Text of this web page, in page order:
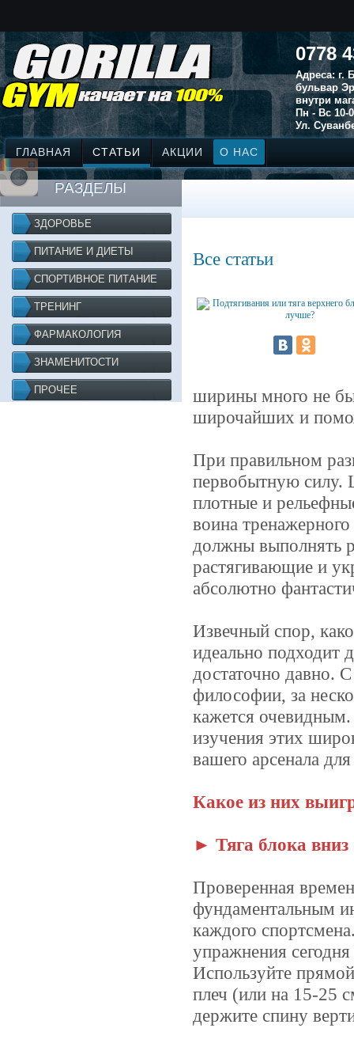
0778
Адреса: г.
бульвар
внутри
Пн - Вс 10-
Ул.
ГЛАВНАЯ СТАТЬИ АКЦИИ О НАС
РАЗДЕЛЫ
ЗДОРОВЬЕ
ПИТАНИЕ И ДИЕТЫ
СПОРТИВНОЕ ПИТАНИЕ
ТРЕНИНГ
ФАРМАКОЛОГИЯ
ЗНАМЕНИТОСТИ
ПРОЧЕЕ
Все статьи
ширины много не
широчайших и
При правильном
первобытную
плотные и
воина
должны выполнять
растягивающие и
абсолютно
Извечный спор,
идеально подходит
достаточно давно.
философии, за
кажется очевидным.
изучения этих
вашего арсенала
Какое из них
► Тяга блока вниз
Проверенная
фундаментальным
каждого
упражнения
Используйте
плеч (или на 15-25
держите спину